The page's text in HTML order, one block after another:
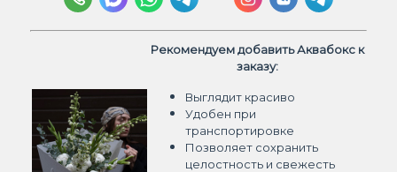
Рекомендуем добавить Аквабокс к
заказу:
Выглядит красиво
Удобен при
транспортировке
Позволяет сохранить
целостность и свежесть